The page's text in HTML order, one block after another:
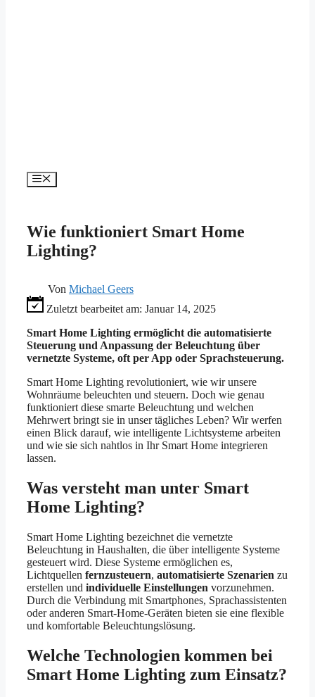
Menü
Wie funktioniert Smart Home
Lighting?
Von Michael Geers
Zuletzt bearbeitet am: Januar 14, 2025
Smart Home Lighting ermöglicht die automatisierte
Steuerung und Anpassung der Beleuchtung über
vernetzte Systeme, oft per App oder Sprachsteuerung.
Smart Home Lighting revolutioniert, wie wir unsere
Wohnräume beleuchten und steuern. Doch wie genau
funktioniert diese smarte Beleuchtung und welchen
Mehrwert bringt sie in unser tägliches Leben? Wir werfen
einen Blick darauf, wie intelligente Lichtsysteme arbeiten
und wie sie sich nahtlos in Ihr Smart Home integrieren
lassen.
Was versteht man unter Smart
Home Lighting?
Smart Home Lighting bezeichnet die vernetzte
Beleuchtung in Haushalten, die über intelligente Systeme
gesteuert wird. Diese Systeme ermöglichen es,
Lichtquellen fernzusteuern, automatisierte Szenarien zu
erstellen und individuelle Einstellungen vorzunehmen.
Durch die Verbindung mit Smartphones, Sprachassistenten
oder anderen Smart-Home-Geräten bieten sie eine flexible
und komfortable Beleuchtungslösung.
Welche Technologien kommen bei
Smart Home Lighting zum Einsatz?